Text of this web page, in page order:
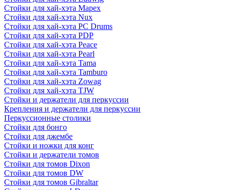
Стойки для хай-хэта Mapex
Стойки для хай-хэта Nux
Стойки для хай-хэта PC Drums
Стойки для хай-хэта PDP
Стойки для хай-хэта Peace
Стойки для хай-хэта Pearl
Стойки для хай-хэта Tama
Стойки для хай-хэта Tamburo
Стойки для хай-хэта Zowag
Стойки для хай-хэта TJW
Стойки и держатели для перкуссии
Крепления и держатели для перкуссии
Перкуссионные столики
Стойки для бонго
Стойки для джембе
Стойки и ножки для конг
Стойки и держатели томов
Стойки для томов Dixon
Стойки для томов DW
Стойки для томов Gibraltar